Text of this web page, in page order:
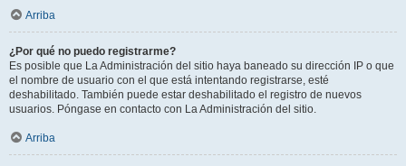
Arriba
¿Por qué no puedo registrarme?
Es posible que La Administración del sitio haya baneado su dirección IP o que
el nombre de usuario con el que está intentando registrarse, esté
deshabilitado. También puede estar deshabilitado el registro de nuevos
usuarios. Póngase en contacto con La Administración del sitio.
Arriba